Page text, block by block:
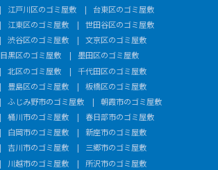
江戸川区のゴミ屋敷
台東区のゴミ屋敷
江東区のゴミ屋敷
世田谷区のゴミ屋敷
渋谷区のゴミ屋敷
文京区のゴミ屋敷
目黒区のゴミ屋敷
墨田区のゴミ屋敷
北区のゴミ屋敷
千代田区のゴミ屋敷
豊島区のゴミ屋敷
板橋区のゴミ屋敷
ふじみ野市のゴミ屋敷
朝霞市のゴミ屋敷
桶川市のゴミ屋敷
春日部市のゴミ屋敷
白岡市のゴミ屋敷
新座市のゴミ屋敷
吉川市のゴミ屋敷
三郷市のゴミ屋敷
川越市のゴミ屋敷
所沢市のゴミ屋敷